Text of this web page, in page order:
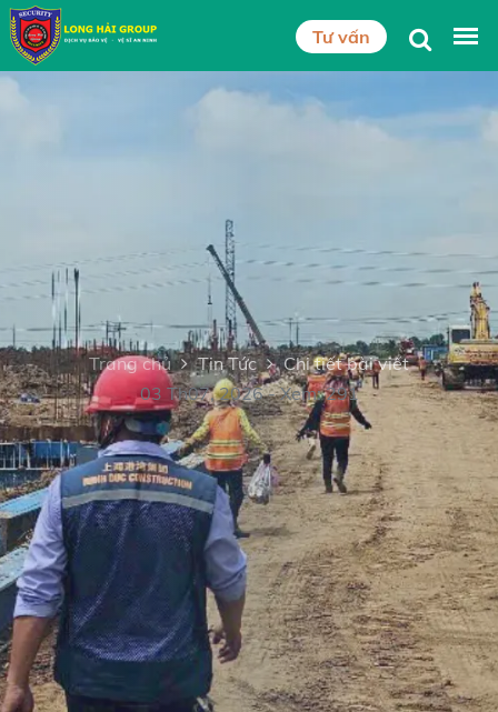
Tư vấn
Trang chủ Tin Tức
Chi tiết bài viết
03 Th07, 2026 - Xem: 291